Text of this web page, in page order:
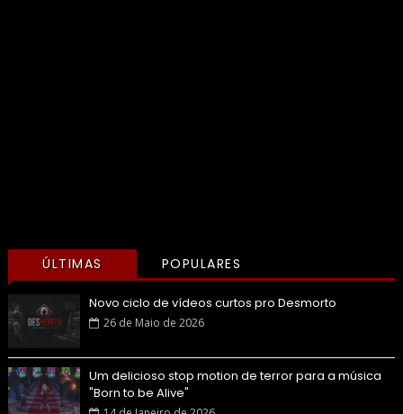
ÚLTIMAS POPULARES
Novo ciclo de vídeos curtos pro Desmorto
26 de Maio de 2026
Um delicioso stop motion de terror para a música
"Born to be Alive"